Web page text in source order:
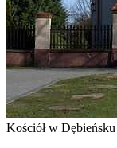
Kościół w